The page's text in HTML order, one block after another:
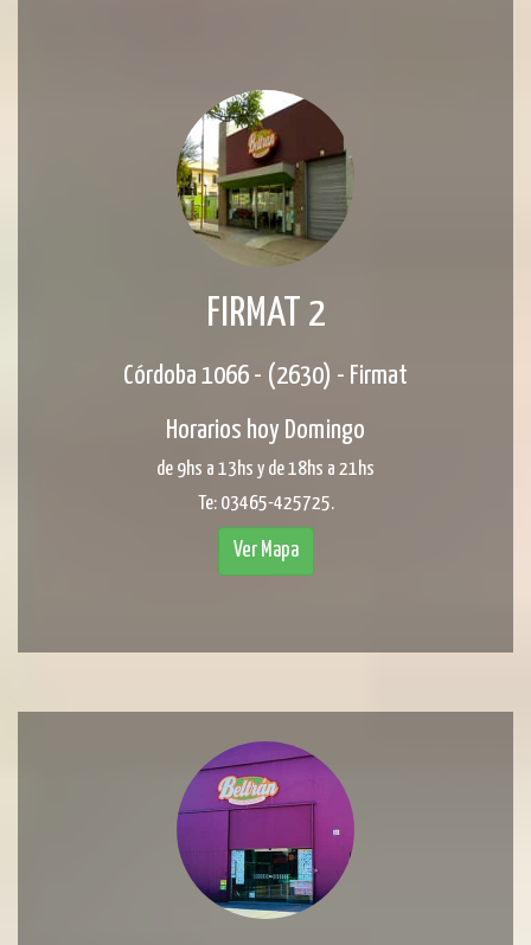
FIRMAT 2
Córdoba 1066 - (2630) - Firmat
Horarios hoy Domingo
de 9hs a 13hs y de 18hs a 21hs
Te: 03465-425725.
Ver Mapa